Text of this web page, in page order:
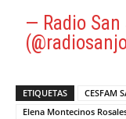
— Radio
ETIQUETAS CESFAM
Elena Montecinos